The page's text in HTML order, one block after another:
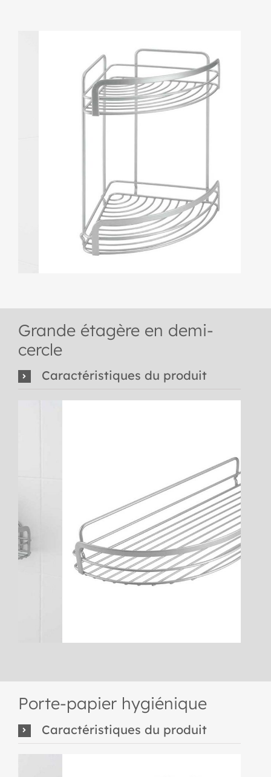
Grande étagère en demi-
cercle
Caractéristiques du produit
Porte-papier hygiénique
Caractéristiques du produit